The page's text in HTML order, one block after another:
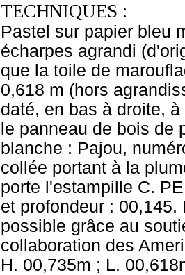
TECHNIQUES :
Pastel sur papier bleu
écharpes agrandi
que la toile de
0,618 m (hors
daté, en bas à droite,
le panneau de bois de
blanche : Pajou,
collée portant à la
porte l'estampille C.
et profondeur :
possible grâce au
collaboration des
H. 00,735m ; L.